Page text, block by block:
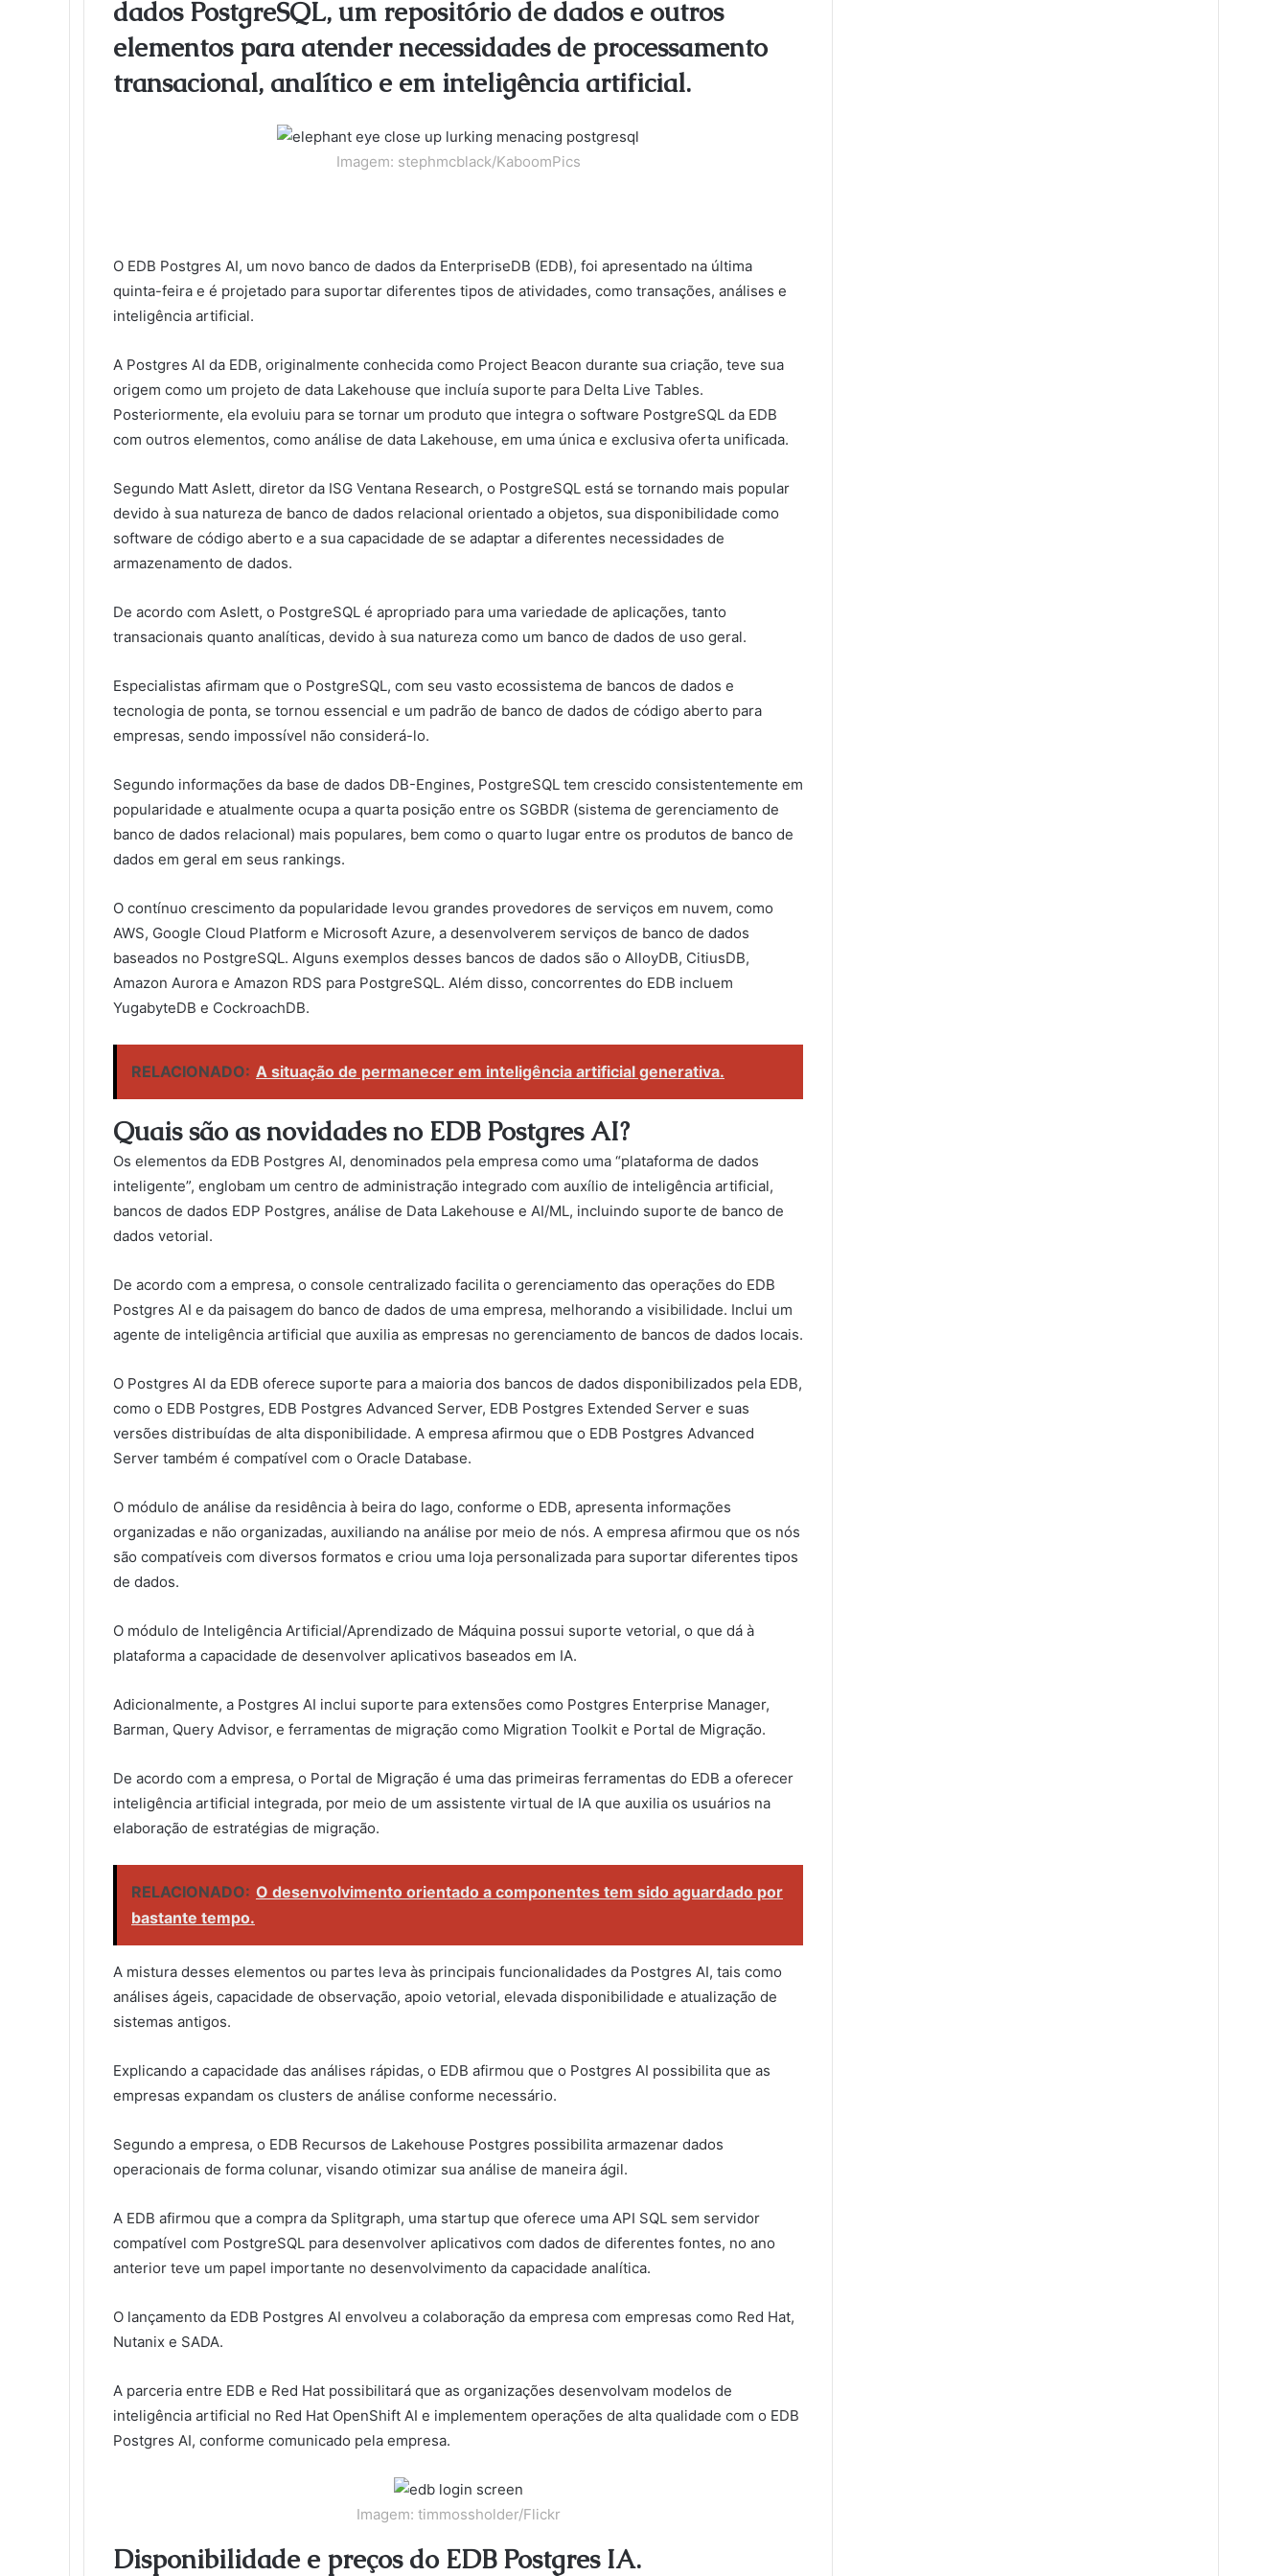
o
k
e
r
I
n
e
s
t
a
k
t
l
a
s
n
dados PostgreSQL, um repositório de dados e outros
elementos para atender necessidades de processamento
transacional, analítico e em inteligência artificial.
Imagem: stephmcblack/KaboomPics
O EDB Postgres AI, um novo banco de dados da EnterpriseDB (EDB), foi apresentado na última
quinta-feira e é projetado para suportar diferentes tipos de atividades, como transações, análises e
inteligência artificial.
A Postgres AI da EDB, originalmente conhecida como Project Beacon durante sua criação, teve sua
origem como um projeto de data Lakehouse que incluía suporte para Delta Live Tables.
Posteriormente, ela evoluiu para se tornar um produto que integra o software PostgreSQL da EDB
com outros elementos, como análise de data Lakehouse, em uma única e exclusiva oferta unificada.
Segundo Matt Aslett, diretor da ISG Ventana Research, o PostgreSQL está se tornando mais popular
devido à sua natureza de banco de dados relacional orientado a objetos, sua disponibilidade como
software de código aberto e a sua capacidade de se adaptar a diferentes necessidades de
armazenamento de dados.
De acordo com Aslett, o PostgreSQL é apropriado para uma variedade de aplicações, tanto
transacionais quanto analíticas, devido à sua natureza como um banco de dados de uso geral.
Especialistas afirmam que o PostgreSQL, com seu vasto ecossistema de bancos de dados e
tecnologia de ponta, se tornou essencial e um padrão de banco de dados de código aberto para
empresas, sendo impossível não considerá-lo.
Segundo informações da base de dados DB-Engines, PostgreSQL tem crescido consistentemente em
popularidade e atualmente ocupa a quarta posição entre os SGBDR (sistema de gerenciamento de
banco de dados relacional) mais populares, bem como o quarto lugar entre os produtos de banco de
dados em geral em seus rankings.
O contínuo crescimento da popularidade levou grandes provedores de serviços em nuvem, como
AWS, Google Cloud Platform e Microsoft Azure, a desenvolverem serviços de banco de dados
baseados no PostgreSQL. Alguns exemplos desses bancos de dados são o AlloyDB, CitiusDB,
Amazon Aurora e Amazon RDS para PostgreSQL. Além disso, concorrentes do EDB incluem
YugabyteDB e CockroachDB.
RELACIONADO: A situação de permanecer em inteligência artificial generativa.
Quais são as novidades no EDB Postgres AI?
Os elementos da EDB Postgres AI, denominados pela empresa como uma “plataforma de dados
inteligente”, englobam um centro de administração integrado com auxílio de inteligência artificial,
bancos de dados EDP Postgres, análise de Data Lakehouse e AI/ML, incluindo suporte de banco de
dados vetorial.
De acordo com a empresa, o console centralizado facilita o gerenciamento das operações do EDB
Postgres AI e da paisagem do banco de dados de uma empresa, melhorando a visibilidade. Inclui um
agente de inteligência artificial que auxilia as empresas no gerenciamento de bancos de dados locais.
O Postgres AI da EDB oferece suporte para a maioria dos bancos de dados disponibilizados pela EDB,
como o EDB Postgres, EDB Postgres Advanced Server, EDB Postgres Extended Server e suas
versões distribuídas de alta disponibilidade. A empresa afirmou que o EDB Postgres Advanced
Server também é compatível com o Oracle Database.
O módulo de análise da residência à beira do lago, conforme o EDB, apresenta informações
organizadas e não organizadas, auxiliando na análise por meio de nós. A empresa afirmou que os nós
são compatíveis com diversos formatos e criou uma loja personalizada para suportar diferentes tipos
de dados.
O módulo de Inteligência Artificial/Aprendizado de Máquina possui suporte vetorial, o que dá à
plataforma a capacidade de desenvolver aplicativos baseados em IA.
Adicionalmente, a Postgres AI inclui suporte para extensões como Postgres Enterprise Manager,
Barman, Query Advisor, e ferramentas de migração como Migration Toolkit e Portal de Migração.
De acordo com a empresa, o Portal de Migração é uma das primeiras ferramentas do EDB a oferecer
inteligência artificial integrada, por meio de um assistente virtual de IA que auxilia os usuários na
elaboração de estratégias de migração.
RELACIONADO: O desenvolvimento orientado a componentes tem sido aguardado por
bastante tempo.
A mistura desses elementos ou partes leva às principais funcionalidades da Postgres AI, tais como
análises ágeis, capacidade de observação, apoio vetorial, elevada disponibilidade e atualização de
sistemas antigos.
Explicando a capacidade das análises rápidas, o EDB afirmou que o Postgres AI possibilita que as
empresas expandam os clusters de análise conforme necessário.
Segundo a empresa, o EDB Recursos de Lakehouse Postgres possibilita armazenar dados
operacionais de forma colunar, visando otimizar sua análise de maneira ágil.
A EDB afirmou que a compra da Splitgraph, uma startup que oferece uma API SQL sem servidor
compatível com PostgreSQL para desenvolver aplicativos com dados de diferentes fontes, no ano
anterior teve um papel importante no desenvolvimento da capacidade analítica.
O lançamento da EDB Postgres AI envolveu a colaboração da empresa com empresas como Red Hat,
Nutanix e SADA.
A parceria entre EDB e Red Hat possibilitará que as organizações desenvolvam modelos de
inteligência artificial no Red Hat OpenShift AI e implementem operações de alta qualidade com o EDB
Postgres AI, conforme comunicado pela empresa.
Imagem: timmossholder/Flickr
Disponibilidade e preços do EDB Postgres IA.